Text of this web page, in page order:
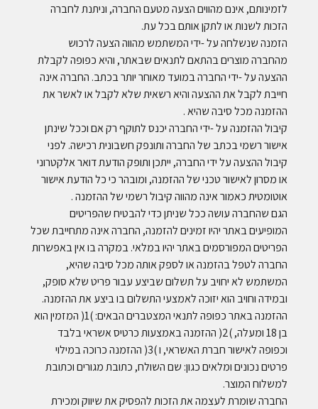
לזמינותם, אינם מהווים הצעה מטעם החברה, וניתנת לחברה
הזכות לשנות או לתקן אותם בכל עת.
הזמנה שנשלחה על -ידי המשתמש מהווה הצעה לרכוש
מהחברה מוצרים בהתאם לתנאים שבאתר, והיא כפופה לקבלת
ההצעה על -ידי החברה במועד מאוחר יותר בכתב. החברה אינה
חייבת לקבל את ההצעה והיא רשאית שלא לקבל או לאשר את
ההזמנה מכל סיבה שהיא .
קיבול ההזמנה על -ידי החברה יכנס לתוקף רק אם וככל שינתן
אישור רשמי בכתב של החברה ותונפק חשבונית רכישה. לפני
קיבול ההצעה על ידי החברה, ייתכן ותופק הודעת דואר אלקטרוני
או מסרון לאישור טכני של ההזמנה, ומובהר כי כל הודעת אישור
אוטומטית כאמור אינה מהווה קיבול רשמי של ההזמנה .
הגם שהחברה עושה ככל שניתן כדי להבטיח שהפריטים
המופיעים באתר יהיו זמינים להזמנה, החברה אינה מתחייבת שכל
הפריטים המפורסמים באתר יהיו במלאי. במקרה בו אין באפשרות
החברה לטפל בהזמנה או לספק אותה מכל סיבה שהיא,
המשתמש לא יחויב על תשלום שביצע עבור פריט שלא סופק,
ובמידה וחויב הוא יזוכה לאמצעי התשלום בו ביצע את ההזמנה.
ההזמנה באתר כפופה לתנאי המצטברים הבאים: )1( המזמין הוא
בן 18 ומעלה, )2( ההזמנה באמצעות כרטיס אשראי בלבד
וכפופה לאישור חברת האשראי, ו )3( ההזמנה כרוכה במילוי
פרטים נכונים ומלאים כגון: שם השולח, כתובת מגורים וכתובת
למשלוח המוצר.
החברה שומרת לעצמה את הזכות להפסיק את שיווק ומכירת